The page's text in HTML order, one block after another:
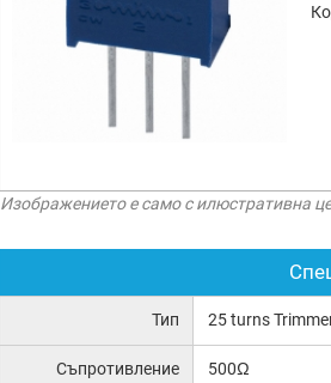
Изображението е само с илюстративна
Тип 25 turns
Съпротивление 500Ω